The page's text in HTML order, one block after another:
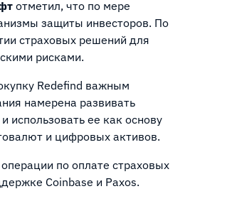
отметил, что по мере
защиты инвесторов. По
страховых решений для
рисками.
Redefind важным
намерена развивать
использовать ее как основу
и цифровых активов.
по оплате страховых
Coinbase и Paxos.